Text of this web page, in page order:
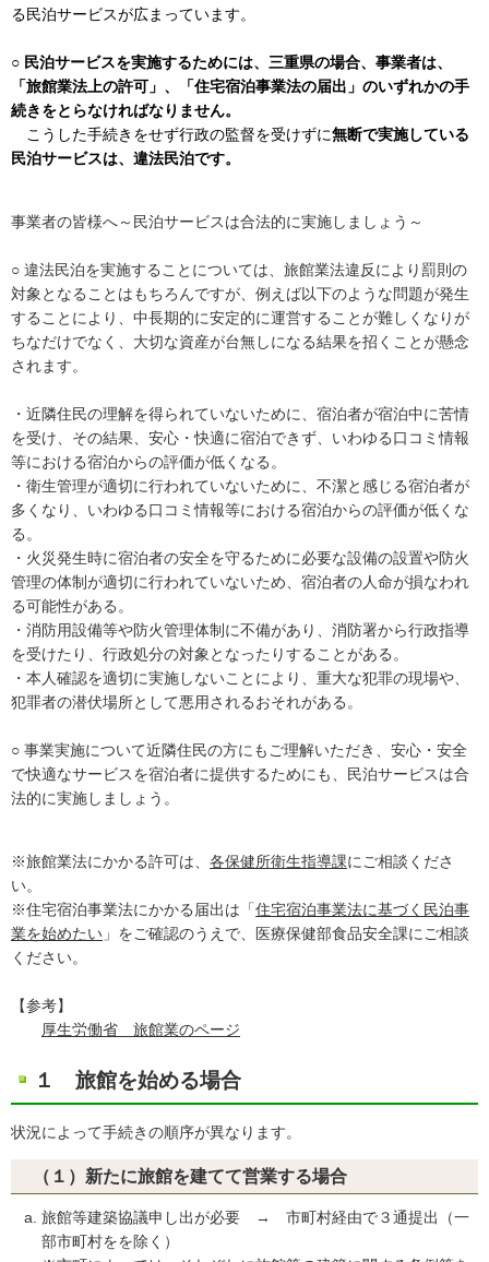
る民泊サービスが広まっています。
○ 民泊サービスを実施するためには、三重県の場合、事業者は、
「旅館業法上の許可」、「住宅宿泊事業法の届出」のいずれかの手
続きをとらなければなりません。
こうした手続きをせず行政の監督を受けずに無断で実施している
民泊サービスは、違法民泊です。
事業者の皆様へ～民泊サービスは合法的に実施しましょう～
○ 違法民泊を実施することについては、旅館業法違反により罰則の
対象となることはもちろんですが、例えば以下のような問題が発生
することにより、中長期的に安定的に運営することが難しくなりが
ちなだけでなく、大切な資産が台無しになる結果を招くことが懸念
されます。
・近隣住民の理解を得られていないために、宿泊者が宿泊中に苦情
を受け、その結果、安心・快適に宿泊できず、いわゆる口コミ情報
等における宿泊からの評価が低くなる。
・衛生管理が適切に行われていないために、不潔と感じる宿泊者が
多くなり、いわゆる口コミ情報等における宿泊からの評価が低くな
る。
・火災発生時に宿泊者の安全を守るために必要な設備の設置や防火
管理の体制が適切に行われていないため、宿泊者の人命が損なわれ
る可能性がある。
・消防用設備等や防火管理体制に不備があり、消防署から行政指導
を受けたり、行政処分の対象となったりすることがある。
・本人確認を適切に実施しないことにより、重大な犯罪の現場や、
犯罪者の潜伏場所として悪用されるおそれがある。
○ 事業実施について近隣住民の方にもご理解いただき、安心・安全
で快適なサービスを宿泊者に提供するためにも、民泊サービスは合
法的に実施しましょう。
※旅館業法にかかる許可は、 各保健所衛生指導課にご相談くださ
い。
※住宅宿泊事業法にかかる届出は「住宅宿泊事業法に基づく民泊事
業を始めたい 」をご確認のうえで、医療保健部食品安全課にご相談
ください。
【参考】
厚生労働省 旅館業のページ
１ 旅館を始める場合
状況によって手続きの順序が異なります。
（１）新たに旅館を建てて営業する場合
旅館等建築協議申し出が必要 → 市町村経由で３通提出（一
部市町村をを除く）